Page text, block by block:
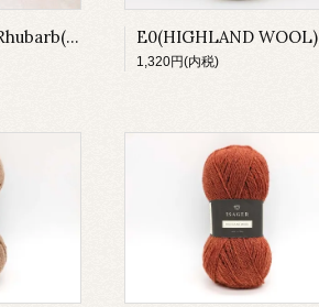
Wine.Chili.Rose.Rhubarb(HIGHLAND WOOL) E0(HIGHLAND WOOL)
1,320円(内税)